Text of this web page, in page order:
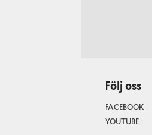
Följ oss
FACEBOOK
YOUTUBE